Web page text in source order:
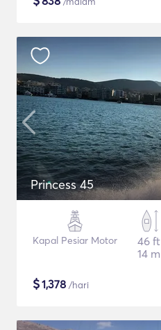
Princess 45
Kapal Pesiar Motor
46 ft
14 m
$1,378 /hari